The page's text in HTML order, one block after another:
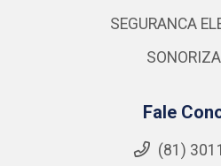
SEGURANCA
Fale
(81)